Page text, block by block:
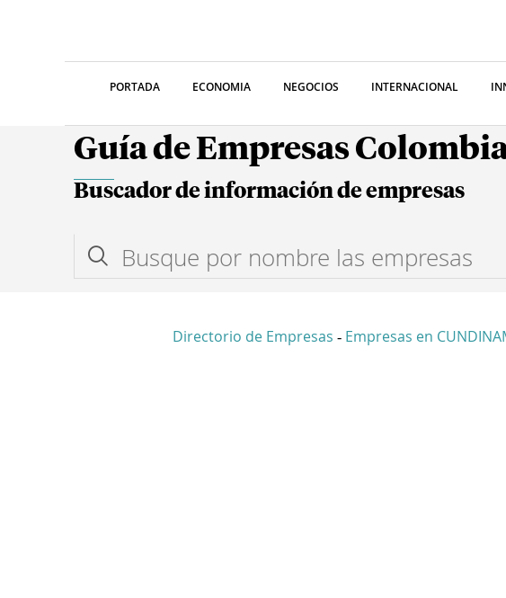
PORTADA ECONOMIA NEGOCIOS INTERNACIONAL
Guía de Empresas
Buscador de información de empresas
Directorio de Empresas - Empresas en